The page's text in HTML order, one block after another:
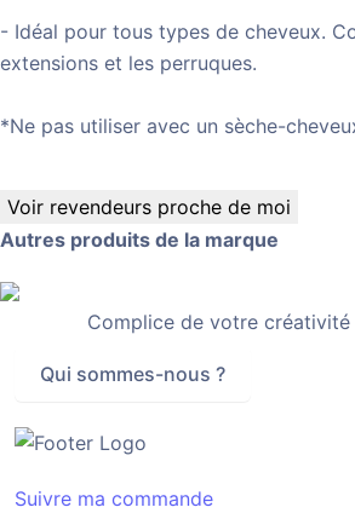
- Idéal pour tous types de cheveux.
extensions et les perruques.
*Ne pas utiliser avec un sèche-
Voir revendeurs proche de moi
Autres produits de la marque
Complice de votre créativité
Qui sommes-nous ?
Suivre ma commande